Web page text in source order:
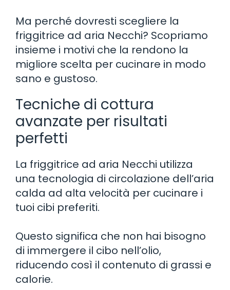
Ma perché dovresti scegliere la
friggitrice ad aria Necchi? Scopriamo
insieme i motivi che la rendono la
migliore scelta per cucinare in modo
sano e gustoso.
Tecniche di cottura
avanzate per risultati
perfetti
La friggitrice ad aria Necchi utilizza
una tecnologia di circolazione dell’aria
calda ad alta velocità per cucinare i
tuoi cibi preferiti.
Questo significa che non hai bisogno
di immergere il cibo nell’olio,
riducendo così il contenuto di grassi e
calorie.